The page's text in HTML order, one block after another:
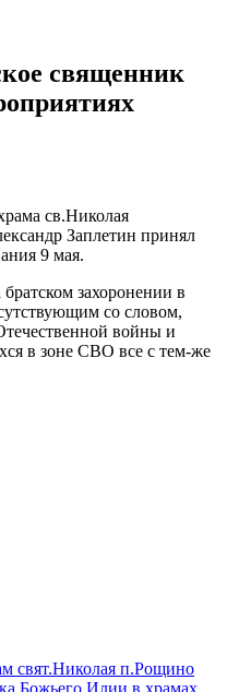
священник
св.Николая
Заплетин принял
9 мая.
захоронении в
со словом,
войны и
в зоне СВО все с тем-же
свят.Николая п.Рощино
Божьего Илии в храмах